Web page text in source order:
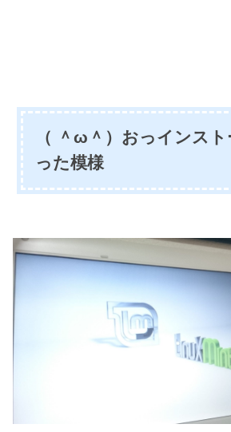
（ ＾ω＾）おっインス
った模様